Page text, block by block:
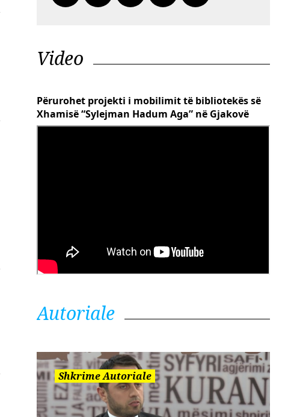
Video
Përurohet projekti i mobilimit të bibliotekës së
Xhamisë “Sylejman Hadum Aga” në Gjakovë
Autoriale
Shkrime Autoriale